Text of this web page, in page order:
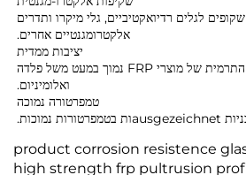
מוצרי FRP שקופים לגלים רדיואקטיביים, גלי מיקרו ותדרים
אלקטרומגנטיים אחרים.
יציבות ממדית
מקדם ההתפשטות התרמית של מוצרי FRP נמוך במעט משל פלדה
ואלומיניום.
טמפרטורה נמוכה